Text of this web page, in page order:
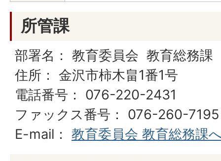
所管課
部署名： 教育委員会 教育総務課
住所： 金沢市柿木畠1番1号
電話番号： 076-220-2431
ファックス番号： 076-260-7195
E-mail： 教育委員会 教育総務課